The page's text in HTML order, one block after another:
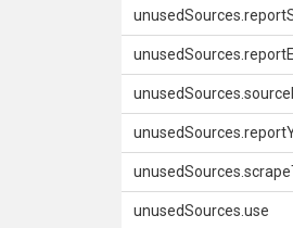
unusedSources.use